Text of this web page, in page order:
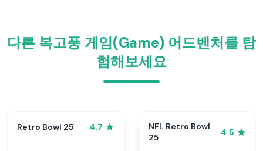
다른 복고풍 게임(Game) 어드벤처를 탐
험해보세요
Retro Bowl 25 4.7
NFL Retro Bowl
25
4.5